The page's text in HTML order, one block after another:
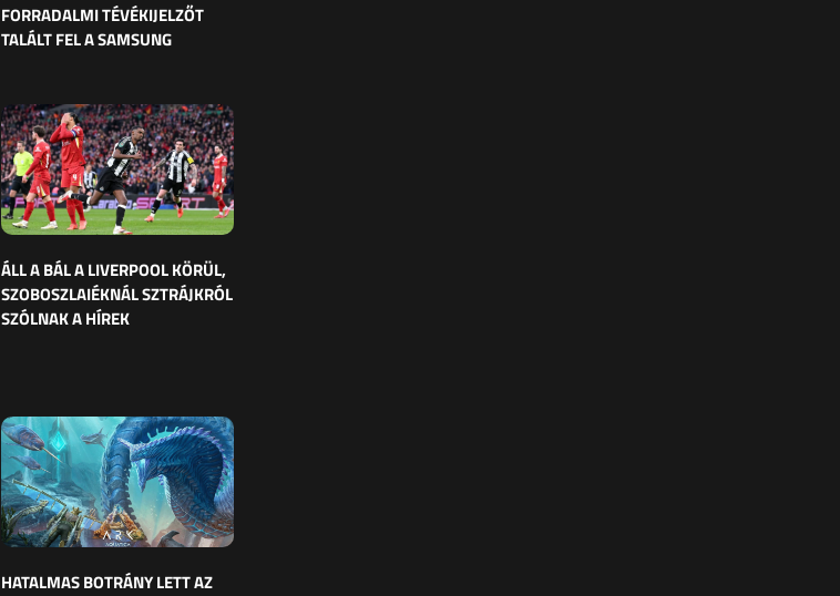
FORRADALMI TÉVÉKIJELZŐT
TALÁLT FEL A SAMSUNG
ÁLL A BÁL A LIVERPOOL KÖRÜL,
SZOBOSZLAIÉKNÁL SZTRÁJKRÓL
SZÓLNAK A HÍREK
HATALMAS BOTRÁNY LETT AZ